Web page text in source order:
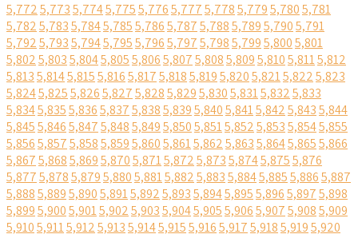
5,7725,7735,7745,7755,7765,7775,7785,7795,7805,781
5,7825,7835,7845,7855,7865,7875,7885,7895,7905,791
5,7925,7935,7945,7955,7965,7975,7985,7995,8005,801
5,8025,8035,8045,8055,8065,8075,8085,8095,8105,8115,812
5,8135,8145,8155,8165,8175,8185,8195,8205,8215,8225,823
5,8245,8255,8265,8275,8285,8295,8305,8315,8325,833
5,8345,8355,8365,8375,8385,8395,8405,8415,8425,8435,844
5,8455,8465,8475,8485,8495,8505,8515,8525,8535,8545,855
5,8565,8575,8585,8595,8605,8615,8625,8635,8645,8655,866
5,8675,8685,8695,8705,8715,8725,8735,8745,8755,876
5,8775,8785,8795,8805,8815,8825,8835,8845,8855,8865,887
5,8885,8895,8905,8915,8925,8935,8945,8955,8965,8975,898
5,8995,9005,9015,9025,9035,9045,9055,9065,9075,9085,909
5,9105,9115,9125,9135,9145,9155,9165,9175,9185,9195,920